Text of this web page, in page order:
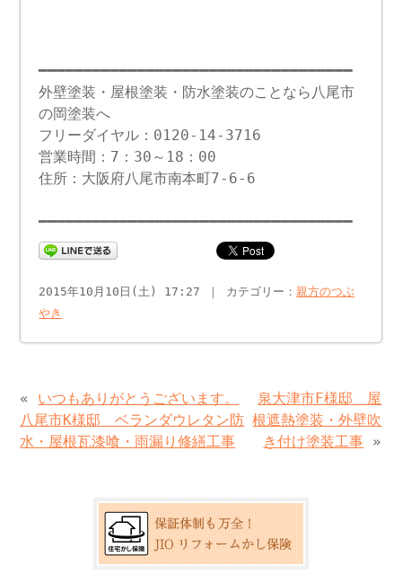
━━━━━━━━━━━━━━━━━━━━━━━━━━━━━━━━━━━
外壁塗装・屋根塗装・防水塗装のことなら八尾市
の岡塗装へ
フリーダイヤル：0120-14-3716
営業時間：7：30～18：00
住所：大阪府八尾市南本町7-6-6
━━━━━━━━━━━━━━━━━━━━━━━━━━━━━━━━━━━
2015年10月10日(土) 17:27 ｜ カテゴリー：親方のつぶ
やき
« いつもありがとうございます。
八尾市K様邸 ベランダウレタン防
水・屋根瓦漆喰・雨漏り修繕工事
泉大津市F様邸 屋
根遮熱塗装・外壁吹
き付け塗装工事 »